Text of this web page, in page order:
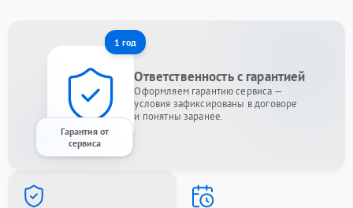
1 год
Гарантия от
сервиса
Ответственность с гарантией
Оформляем гарантию сервиса —
условия зафиксированы в договоре
и понятны заранее.